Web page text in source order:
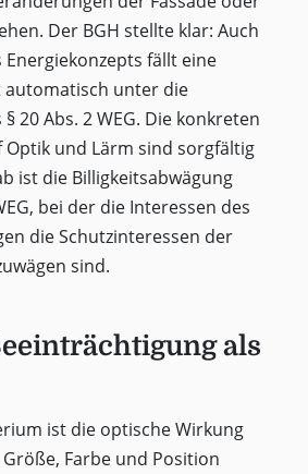
Der BGH stellte klar: Auch
Energiekonzepts fällt eine
automatisch unter die
20 Abs. 2 WEG. Die konkreten
Optik und Lärm sind sorgfältig
ist die Billigkeitsabwägung
bei der die Interessen des
die Schutzinteressen der
sind.
als
ist die optische Wirkung
Farbe und Position